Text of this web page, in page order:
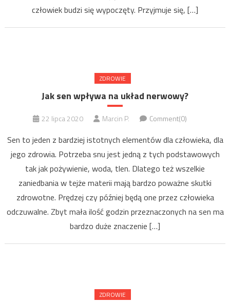
człowiek budzi się wypoczęty. Przyjmuje się, […]
ZDROWIE
Jak sen wpływa na układ nerwowy?
22 lipca 2020 Marcin P. Comment(0)
Sen to jeden z bardziej istotnych elementów dla człowieka, dla
jego zdrowia. Potrzeba snu jest jedną z tych podstawowych
tak jak pożywienie, woda, tlen. Dlatego też wszelkie
zaniedbania w tejże materii mają bardzo poważne skutki
zdrowotne. Prędzej czy później będą one przez człowieka
odczuwalne. Zbyt mała ilość godzin przeznaczonych na sen ma
bardzo duże znaczenie […]
ZDROWIE